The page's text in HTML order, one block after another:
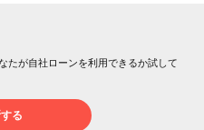
たが自社ローンを利用できるか試して
る